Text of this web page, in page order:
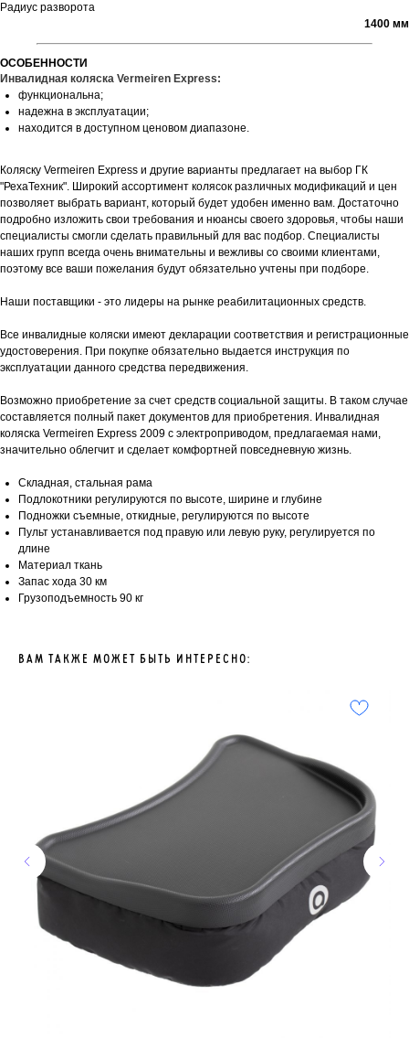
Радиус разворота
1400 мм
ОСОБЕННОСТИ
Инвалидная коляска Vermeiren Express:
функциональна;
надежна в эксплуатации;
находится в доступном ценовом диапазоне.
Коляску Vermeiren Express и другие варианты предлагает на выбор ГК
"РехаТехник". Широкий ассортимент колясок различных модификаций и цен
позволяет выбрать вариант, который будет удобен именно вам. Достаточно
подробно изложить свои требования и нюансы своего здоровья, чтобы наши
специалисты смогли сделать правильный для вас подбор. Специалисты
наших групп всегда очень внимательны и вежливы со своими клиентами,
поэтому все ваши пожелания будут обязательно учтены при подборе.
Наши поставщики - это лидеры на рынке реабилитационных средств.
Все инвалидные коляски имеют декларации соответствия и регистрационные
удостоверения. При покупке обязательно выдается инструкция по
эксплуатации данного средства передвижения.
Возможно приобретение за счет средств социальной защиты. В таком случае
составляется полный пакет документов для приобретения. Инвалидная
коляска Vermeiren Express 2009 с электроприводом, предлагаемая нами,
значительно облегчит и сделает комфортней повседневную жизнь.
Складная, стальная рама
Подлокотники регулируются по высоте, ширине и глубине
Подножки съемные, откидные, регулируются по высоте
Пульт устанавливается под правую или левую руку, регулируется по
длине
Материал ткань
Запас хода 30 км
Грузоподъемность 90 кг
ВАМ ТАКЖЕ МОЖЕТ БЫТЬ ИНТЕРЕСНО: